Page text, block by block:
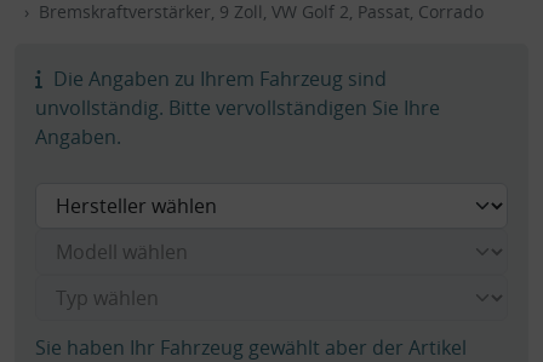
Bremskraftverstärker, 9 Zoll, VW Golf 2, Passat, Corrado
Die Angaben zu Ihrem Fahrzeug sind
unvollständig. Bitte vervollständigen Sie Ihre
Angaben.
Sie haben Ihr Fahrzeug gewählt aber der Artikel